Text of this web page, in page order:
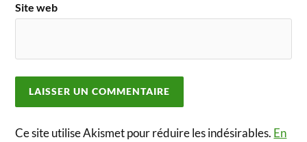
Site web
Ce site utilise Akismet pour réduire les indésirables. En